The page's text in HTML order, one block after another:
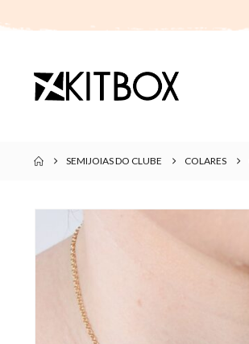
SEMIJOIAS DO CLUBE COLARES